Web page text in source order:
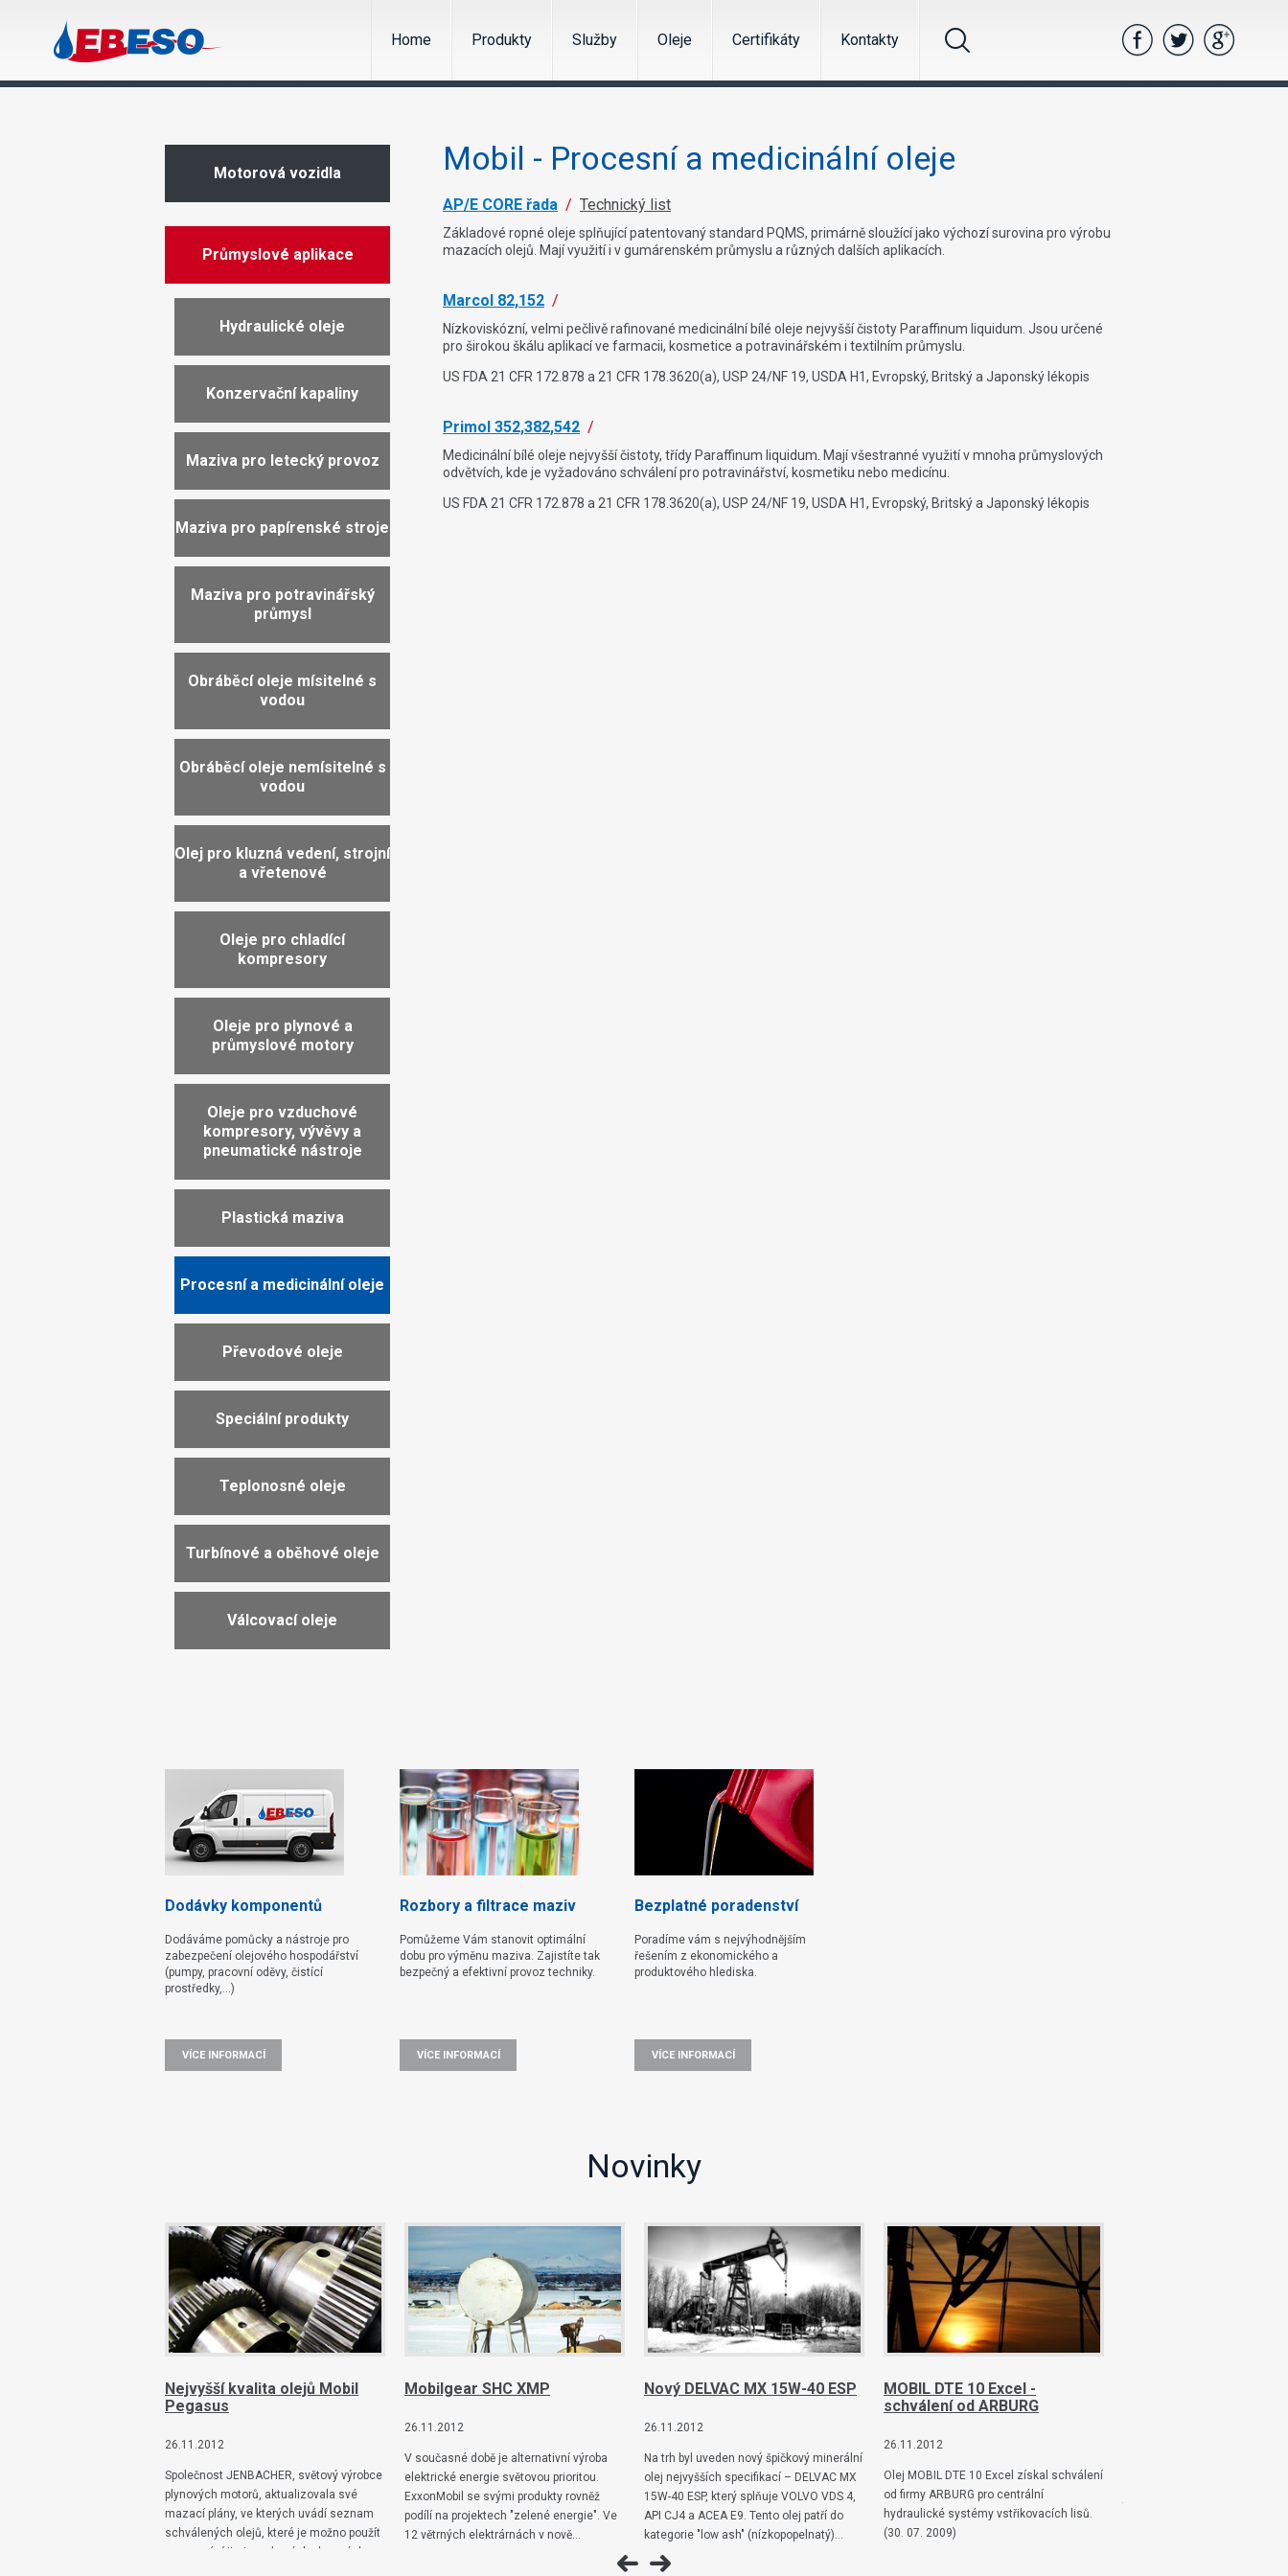
Home Produkty Služby Oleje Certifikáty Kontakty
Mobil - Procesní a medicinální oleje
AP/E CORE řada / Technický list
Základové ropné oleje splňující patentovaný standard PQMS, primárně sloužící jako výchozí surovina pro výrobu
mazacích olejů. Mají využití i v gumárenském průmyslu a různých dalších aplikacích.
Marcol 82,152 /
Nízkoviskózní, velmi pečlivě rafinované medicinální bílé oleje nejvyšší čistoty Paraffinum liquidum. Jsou určené
pro širokou škálu aplikací ve farmacii, kosmetice a potravinářském i textilním průmyslu.
US FDA 21 CFR 172.878 a 21 CFR 178.3620(a), USP 24/NF 19, USDA H1, Evropský, Britský a Japonský lékopis
Primol 352,382,542 /
Medicinální bílé oleje nejvyšší čistoty, třídy Paraffinum liquidum. Mají všestranné využití v mnoha průmyslových
odvětvích, kde je vyžadováno schválení pro potravinářství, kosmetiku nebo medicínu.
US FDA 21 CFR 172.878 a 21 CFR 178.3620(a), USP 24/NF 19, USDA H1, Evropský, Britský a Japonský lékopis
Motorová vozidla
Průmyslové aplikace
Hydraulické oleje
Konzervační kapaliny
Maziva pro letecký provoz
Maziva pro papírenské stroje
Maziva pro potravinářský
průmysl
Obráběcí oleje mísitelné s
vodou
Obráběcí oleje nemísitelné s
vodou
Olej pro kluzná vedení, strojní
a vřetenové
Oleje pro chladící
kompresory
Oleje pro plynové a
průmyslové motory
Oleje pro vzduchové
kompresory, vývěvy a
pneumatické nástroje
Plastická maziva
Procesní a medicinální oleje
Převodové oleje
Speciální produkty
Teplonosné oleje
Turbínové a oběhové oleje
Válcovací oleje
Dodávky komponentů
Dodáváme pomůcky a nástroje pro
zabezpečení olejového hospodářství
(pumpy, pracovní oděvy, čistící
prostředky,...)
VÍCE INFORMACÍ
Rozbory a filtrace maziv
Pomůžeme Vám stanovit optimální
dobu pro výměnu maziva. Zajistíte tak
bezpečný a efektivní provoz techniky.
VÍCE INFORMACÍ
Bezplatné poradenství
Poradíme vám s nejvýhodnějším
řešením z ekonomického a
produktového hlediska.
VÍCE INFORMACÍ
Novinky
Nejvyšší kvalita olejů Mobil
Pegasus
26.11.2012
Společnost JENBACHER, světový výrobce
plynových motorů, aktualizovala své
mazací plány, ve kterých uvádí seznam
schválených olejů, které je možno použít
pro mazání jimi vyrobených plynových
Mobilgear SHC XMP
26.11.2012
V současné době je alternativní výroba
elektrické energie světovou prioritou.
ExxonMobil se svými produkty rovněž
podílí na projektech "zelené energie". Ve
12 větrných elektrárnách v nově…
Nový DELVAC MX 15W-40 ESP
26.11.2012
Na trh byl uveden nový špičkový minerální
olej nejvyšších specifikací – DELVAC MX
15W-40 ESP, který splňuje VOLVO VDS 4,
API CJ4 a ACEA E9. Tento olej patří do
kategorie "low ash" (nízkopopelnatý)…
MOBIL DTE 10 Excel -
schválení od ARBURG
26.11.2012
Olej MOBIL DTE 10 Excel získal schválení
od firmy ARBURG pro centrální
hydraulické systémy vstřikovacích lisů.
(30. 07. 2009)